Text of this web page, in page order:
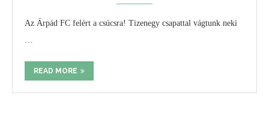
Az Árpád FC felért a csúcsra! Tizenegy csapattal vágtunk neki
READ MORE